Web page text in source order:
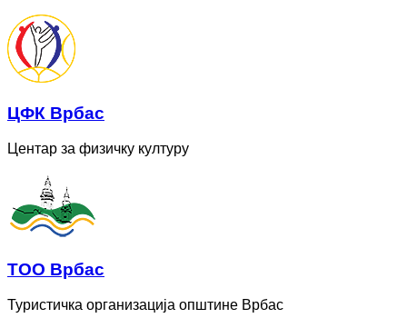
ЦФК Врбас
Центар за физичку културу
ТОО Врбас
Туристичка организација општине Врбас